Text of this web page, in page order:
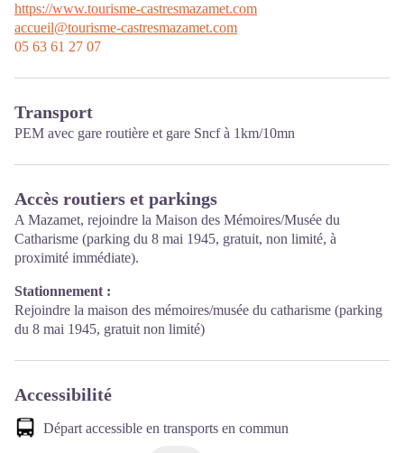
https://www.tourisme-castresmazamet.com
accueil@tourisme-castresmazamet.com
05 63 61 27 07
Transport
PEM avec gare routière et gare Sncf à 1km/10mn
Accès routiers et parkings
A Mazamet, rejoindre la Maison des Mémoires/Musée du
Catharisme (parking du 8 mai 1945, gratuit, non limité, à
proximité immédiate).
Stationnement :
Rejoindre la maison des mémoires/musée du catharisme (parking
du 8 mai 1945, gratuit non limité)
Accessibilité
Départ accessible en transports en commun